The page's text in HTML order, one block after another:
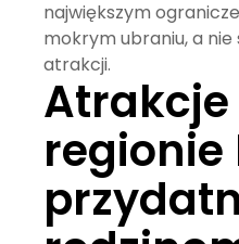
największym
mokrym ubraniu, a
atrakcji.
regionie